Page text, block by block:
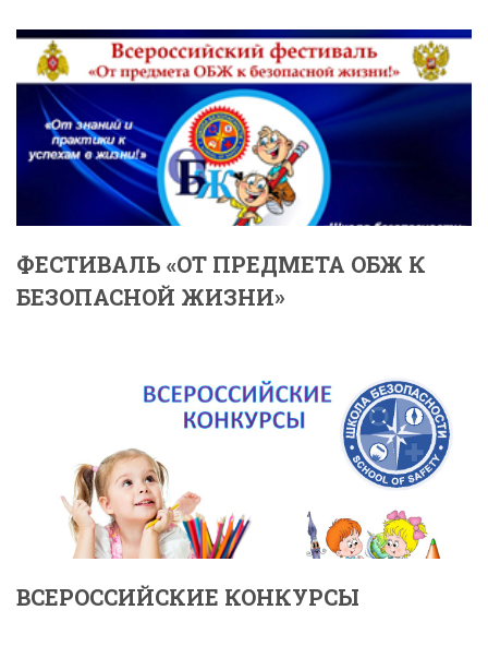
ФЕСТИВАЛЬ «ОТ ПРЕДМЕТА ОБЖ К
БЕЗОПАСНОЙ ЖИЗНИ»
ВСЕРОССИЙСКИЕ КОНКУРСЫ